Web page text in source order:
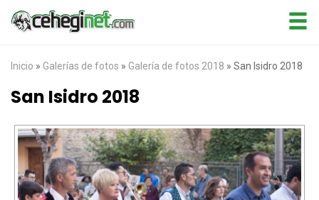
Inicio » Galerías de fotos » Galería de fotos 2018 » San Isidro 2018
San Isidro 2018